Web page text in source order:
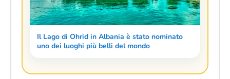
Il Lago di Ohrid in Albania è stato nominato
uno dei luoghi più belli del mondo